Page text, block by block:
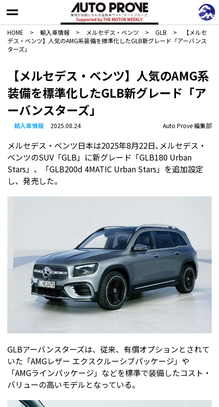
HOME > 輸入車情報 > メルセデス・ベンツ > GLB >
【メルセ
デス・ベンツ】人気のAMG系装備を標準化したGLB新グレード「アーバンス
ターズ」
【メルセデス・ベンツ】人気のAMG系
装備を標準化したGLB新グレード「ア
ーバンスターズ」
輸入車情報 2025.08.24 Auto Prove 編集部
メルセデス・ベンツ日本は2025年8月22日､メルセデス・
ベンツのSUV「GLB」に新グレード「GLB180 Urban
Stars」、「GLB200d 4MATIC Urban Stars」を追加設定
し、発売した。
GLBアーバンスターズは、従来、有償オプションとされて
いた「AMGレザー エクスクルーシブパッケージ」や
「AMGラインパッケージ」などを標準で装備したコスト・
バリューの高いモデルとなっている。